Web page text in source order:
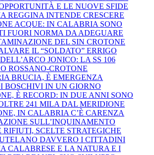
E LE NUOVE SFIDE
REGGINA INTENDE CRESCERE
ACQUE: IN CALABRIA SONO
FUORI NORMA DA ADEGUARE
DEL SIN CROTONE
IL “SOLDATO” ERRIGO
JONICO: LA SS 106
ROSSANO-CROTONE
BRUCIA, È EMERGENZA
BOSCHIVI IN UN GIORNO
È RECORD: IN DUE ANNI SONO
241 MILA DAL MERIDIONE
IN CALABRIA C’È CARENZA
SULL’INQUINAMENTO
RIFIUTI, SCELTE STRATEGICHE
DAVVERO I CITTADINI
CALABRESE E LA NATURA E I